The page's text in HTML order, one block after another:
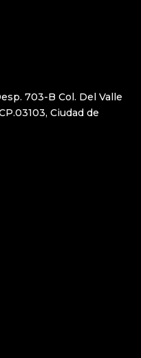
703-B Col. Del Valle
Ciudad de